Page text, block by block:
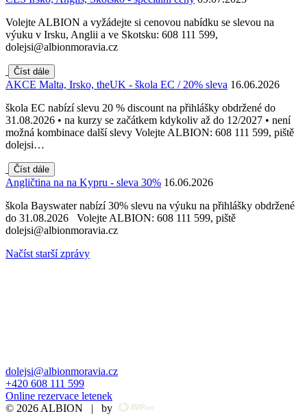
Volejte ALBION a vyžádejte si cenovou nabídku se slevou na
výuku v Irsku, Anglii a ve Skotsku: 608 111 599,
dolejsi@albionmoravia.cz
Číst dále
AKCE Malta, Irsko, theUK - škola EC / 20% sleva 16.06.2026
škola EC nabízí slevu 20 % discount na přihlášky obdržené do
31.08.2026 • na kurzy se začátkem kdykoliv až do 12/2027 • není
možná kombinace další slevy Volejte ALBION: 608 111 599, piště
dolejsi…
Číst dále
Angličtina na na Kypru - sleva 30% 16.06.2026
škola Bayswater nabízí 30% slevu na výuku na přihlášky obdržené
do 31.08.2026 Volejte ALBION: 608 111 599, piště
dolejsi@albionmoravia.cz
Načíst starší zprávy
dolejsi@albionmoravia.cz
+420 608 111 599
Online rezervace letenek
© 2026 ALBION | by